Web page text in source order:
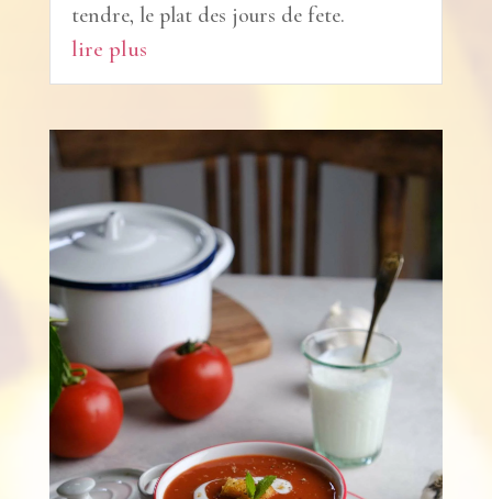
tendre, le plat des jours de fete.
lire plus